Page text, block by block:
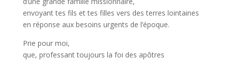
envoyant tes fils et tes filles vers des terres lointaines
en réponse aux besoins urgents de l’époque.
Prie pour moi,
que, professant toujours la foi des apôtres